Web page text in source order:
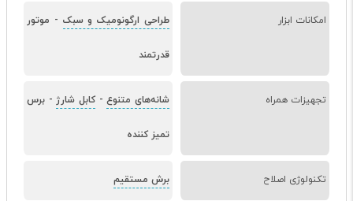
امکانات ابزار طراحی ارگونومیک و سبک - موتور
قدرتمند
تجهیزات همراه شانه‌های متنوع- کابل شارژ - برس
تمیز کننده
تکنولوژی اصلاح برش مستقیم